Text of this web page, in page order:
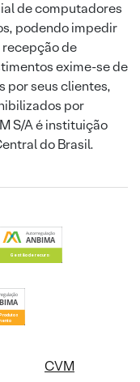
de computadores
podendo impedir
recepção de
exime-se de
por seus clientes,
por
S/A é instituição
do Brasil.
CVM